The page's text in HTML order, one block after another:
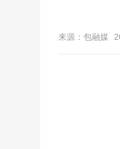
来源：包融媒